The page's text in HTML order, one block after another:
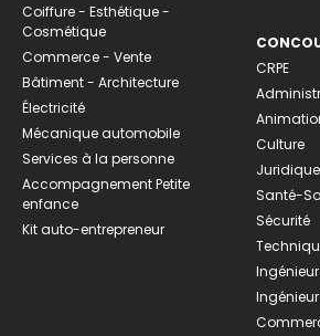
Coiffure - Esthétique -
Cosmétique
Commerce - Vente
Bâtiment - Architecture
Électricité
Mécanique automobile
Services à la personne
Accompagnement Petite
enfance
Kit auto-entrepreneur
CRPE
Culture
Juridique
Santé-
Sécurité